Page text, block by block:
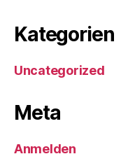
Kategorien
Uncategorized
Meta
Anmelden